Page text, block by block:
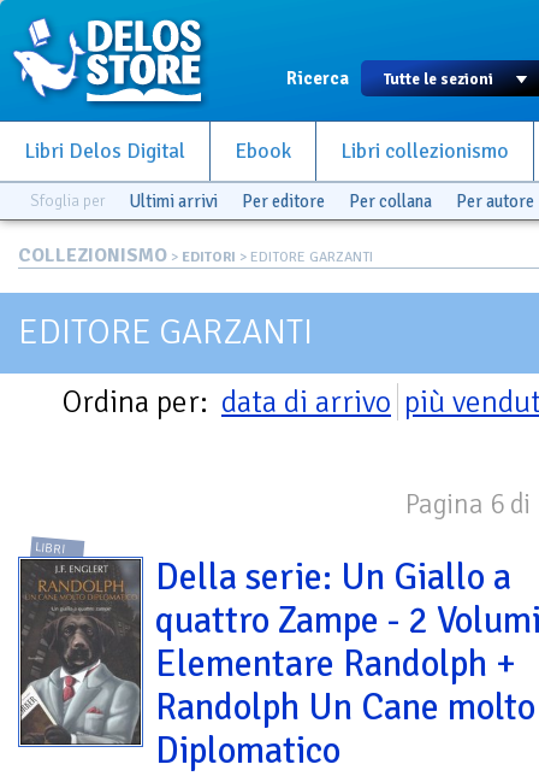
Ricerca
Libri Delos Digital Ebook Libri collezionismo
Sfoglia per Ultimi arrivi Per editore Per collana Per autore
COLLEZIONISMO > EDITORI > EDITORE GARZANTI
EDITORE GARZANTI
Ordina per: data di arrivo più
Pagina 6 di
LIBRI
Della serie: Un Giallo a
quattro Zampe - 2
Elementare Randolph +
Randolph Un Cane molto
Diplomatico